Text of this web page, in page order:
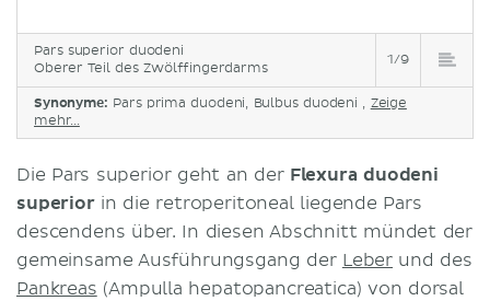
Pars superior duodeni
Oberer Teil des Zwölffingerdarms
1/9
Synonyme: Pars prima duodeni, Bulbus duodeni , Zeige
mehr...
Die Pars superior geht an der Flexura duodeni
superiorin die retroperitoneal liegende Pars
descendens über. In diesen Abschnitt mündet der
gemeinsame Ausführungsgang der Leber und des
Pankreas (Ampulla hepatopancreatica) von dorsal